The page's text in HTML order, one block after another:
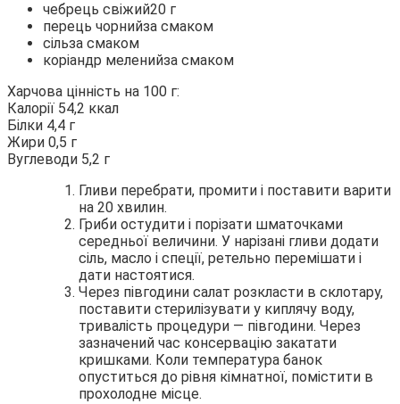
чебрець свіжий20 г
перець чорнийза смаком
сільза смаком
коріандр меленийза смаком
Харчова цінність на 100 г:
Калорії 54,2 ккал
Білки 4,4 г
Жири 0,5 г
Вуглеводи 5,2 г
Гливи перебрати, промити і поставити варити
на 20 хвилин.
Гриби остудити і порізати шматочками
середньої величини. У нарізані гливи додати
сіль, масло і спеції, ретельно перемішати і
дати настоятися.
Через півгодини салат розкласти в склотару,
поставити стерилізувати у киплячу воду,
тривалість процедури — півгодини. Через
зазначений час консервацію закатати
кришками. Коли температура банок
опуститься до рівня кімнатної, помістити в
прохолодне місце.